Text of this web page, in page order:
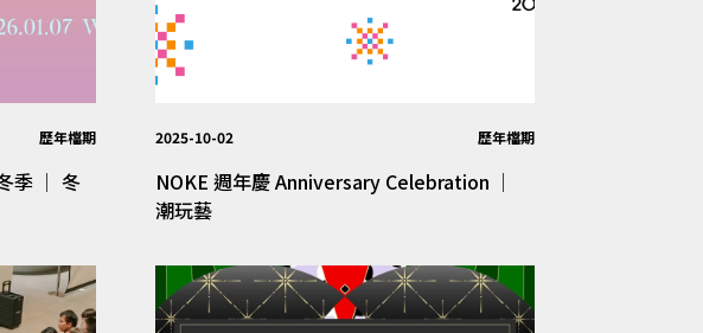
歷年檔期 2025-10-02 歷年檔期
NOKE 週年慶 Anniversary Celebration │
潮玩藝